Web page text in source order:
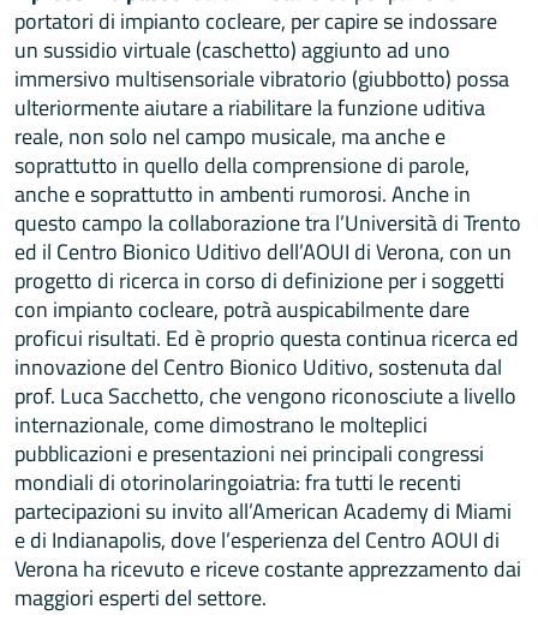
portatori di impianto cocleare, per capire se indossare
un sussidio virtuale (caschetto) aggiunto ad uno
immersivo multisensoriale vibratorio (giubbotto) possa
ulteriormente aiutare a riabilitare la funzione uditiva
reale, non solo nel campo musicale, ma anche e
soprattutto in quello della comprensione di parole,
anche e soprattutto in ambenti rumorosi. Anche in
questo campo la collaborazione tra l’Università di Trento
ed il Centro Bionico Uditivo dell’AOUI di Verona, con un
progetto di ricerca in corso di definizione per i soggetti
con impianto cocleare, potrà auspicabilmente dare
proficui risultati. Ed è proprio questa continua ricerca ed
innovazione del Centro Bionico Uditivo, sostenuta dal
prof. Luca Sacchetto, che vengono riconosciute a livello
internazionale, come dimostrano le molteplici
pubblicazioni e presentazioni nei principali congressi
mondiali di otorinolaringoiatria: fra tutti le recenti
partecipazioni su invito all’American Academy di Miami
e di Indianapolis, dove l’esperienza del Centro AOUI di
Verona ha ricevuto e riceve costante apprezzamento dai
maggiori esperti del settore.